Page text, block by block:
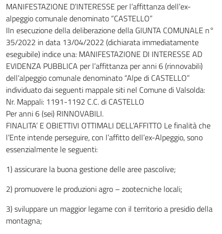
MANIFESTAZIONE D’INTERESSE per l’affittanza dell’ex-
alpeggio comunale denominato “CASTELLO”
IIn esecuzione della deliberazione della GIUNTA COMUNALE n°
35/2022 in data 13/04/2022 (dichiarata immediatamente
eseguibile) indice una: MANIFESTAZIONE DI INTERESSE AD
EVIDENZA PUBBLICA per l’affittanza per anni 6 (rinnovabili)
dell’alpeggio comunale denominato “Alpe di CASTELLO”
individuato dai seguenti mappale siti nel Comune di Valsolda:
Nr. Mappali: 1191-1192 C.C. di CASTELLO
Per anni 6 (sei) RINNOVABILI.
FINALITA’ E OBIETTIVI OTTIMALI DELL’AFFITTO Le finalità che
l’Ente intende perseguire, con l’affitto dell’ex-Alpeggio, sono
essenzialmente le seguenti:
1) assicurare la buona gestione delle aree pascolive;
2) promuovere le produzioni agro – zootecniche locali;
3) sviluppare un maggior legame con il territorio a presidio della
montagna;